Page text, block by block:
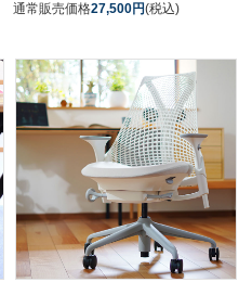
通常販売価格27,500円(税込)